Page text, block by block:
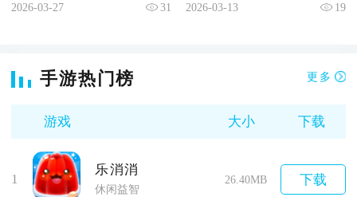
2026-03-27 31 2026-03-13 19
手游热门榜 更多
游戏 大小 下载
1
乐消消
休闲益智
26.40MB 下载